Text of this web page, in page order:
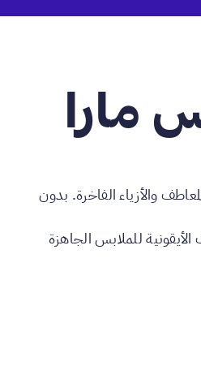
مارا
والأزياء الفاخرة. بدون
الأيقونية للملابس الجاهزة